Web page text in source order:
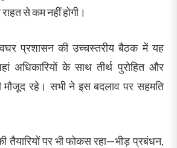
से कम नहीं होगी।
प्रशासन की उच्चस्तरीय बैठक में यह
अधिकारियों के साथ तीर्थ पुरोहित और
मौजूद रहे। सभी ने इस बदलाव पर सहमति
तैयारियों पर भी फोकस रहा—भीड़ प्रबंधन,